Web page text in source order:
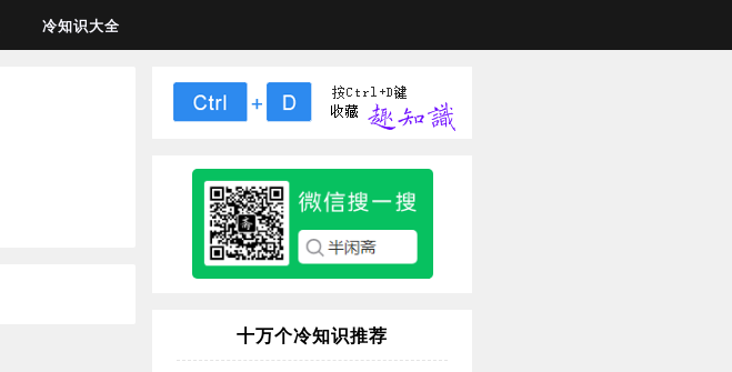
冷知识大全
十万个冷知识推荐